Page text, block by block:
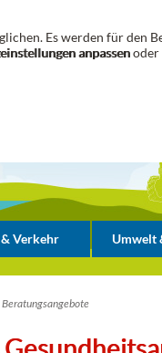
Es werden für den
anpassenoder
Verkehr Umwelt
Beratungsangebote